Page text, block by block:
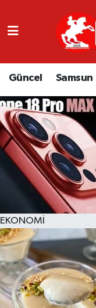
Güncel Samsun
EKONOMİ
GÜNCEL
SAMSUN
SAMSUNSPOR
EKONOMİ
YAŞAM